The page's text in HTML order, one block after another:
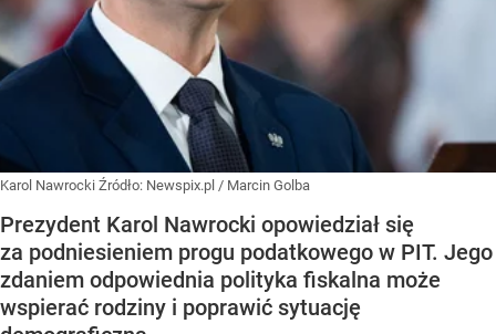
Karol Nawrocki Źródło: Newspix.pl / Marcin Golba
Prezydent Karol Nawrocki opowiedział się
za podniesieniem progu podatkowego w PIT. Jego
zdaniem odpowiednia polityka fiskalna może
wspierać rodziny i poprawić sytuację